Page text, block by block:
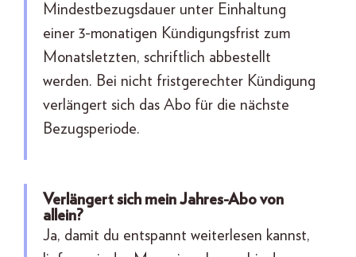
Mindestbezugsdauer unter Einhaltung
einer 3-monatigen Kündigungsfrist zum
Monatsletzten, schriftlich abbestellt
werden. Bei nicht fristgerechter Kündigung
verlängert sich das Abo für die nächste
Bezugsperiode.
Verlängert sich mein Jahres-Abo von
allein?
Ja, damit du entspannt weiterlesen kannst,